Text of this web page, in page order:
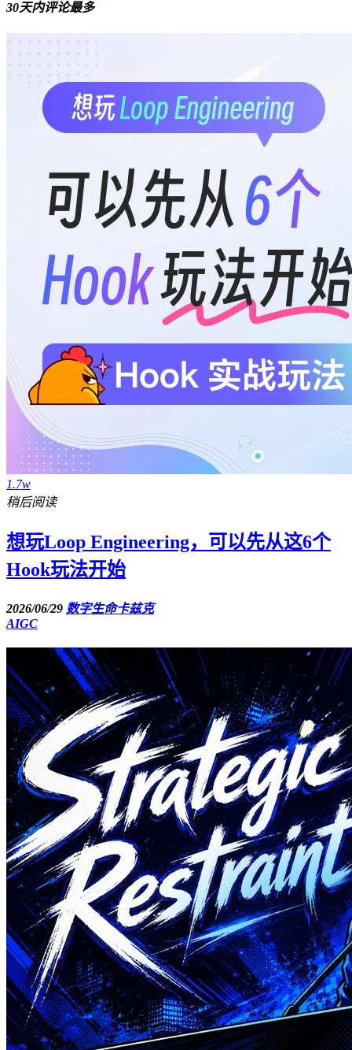
30天内评论最多
1.7w
稍后阅读
想玩Loop Engineering，可以先从这6个
Hook玩法开始
2026/06/29 数字生命卡兹克
AIGC